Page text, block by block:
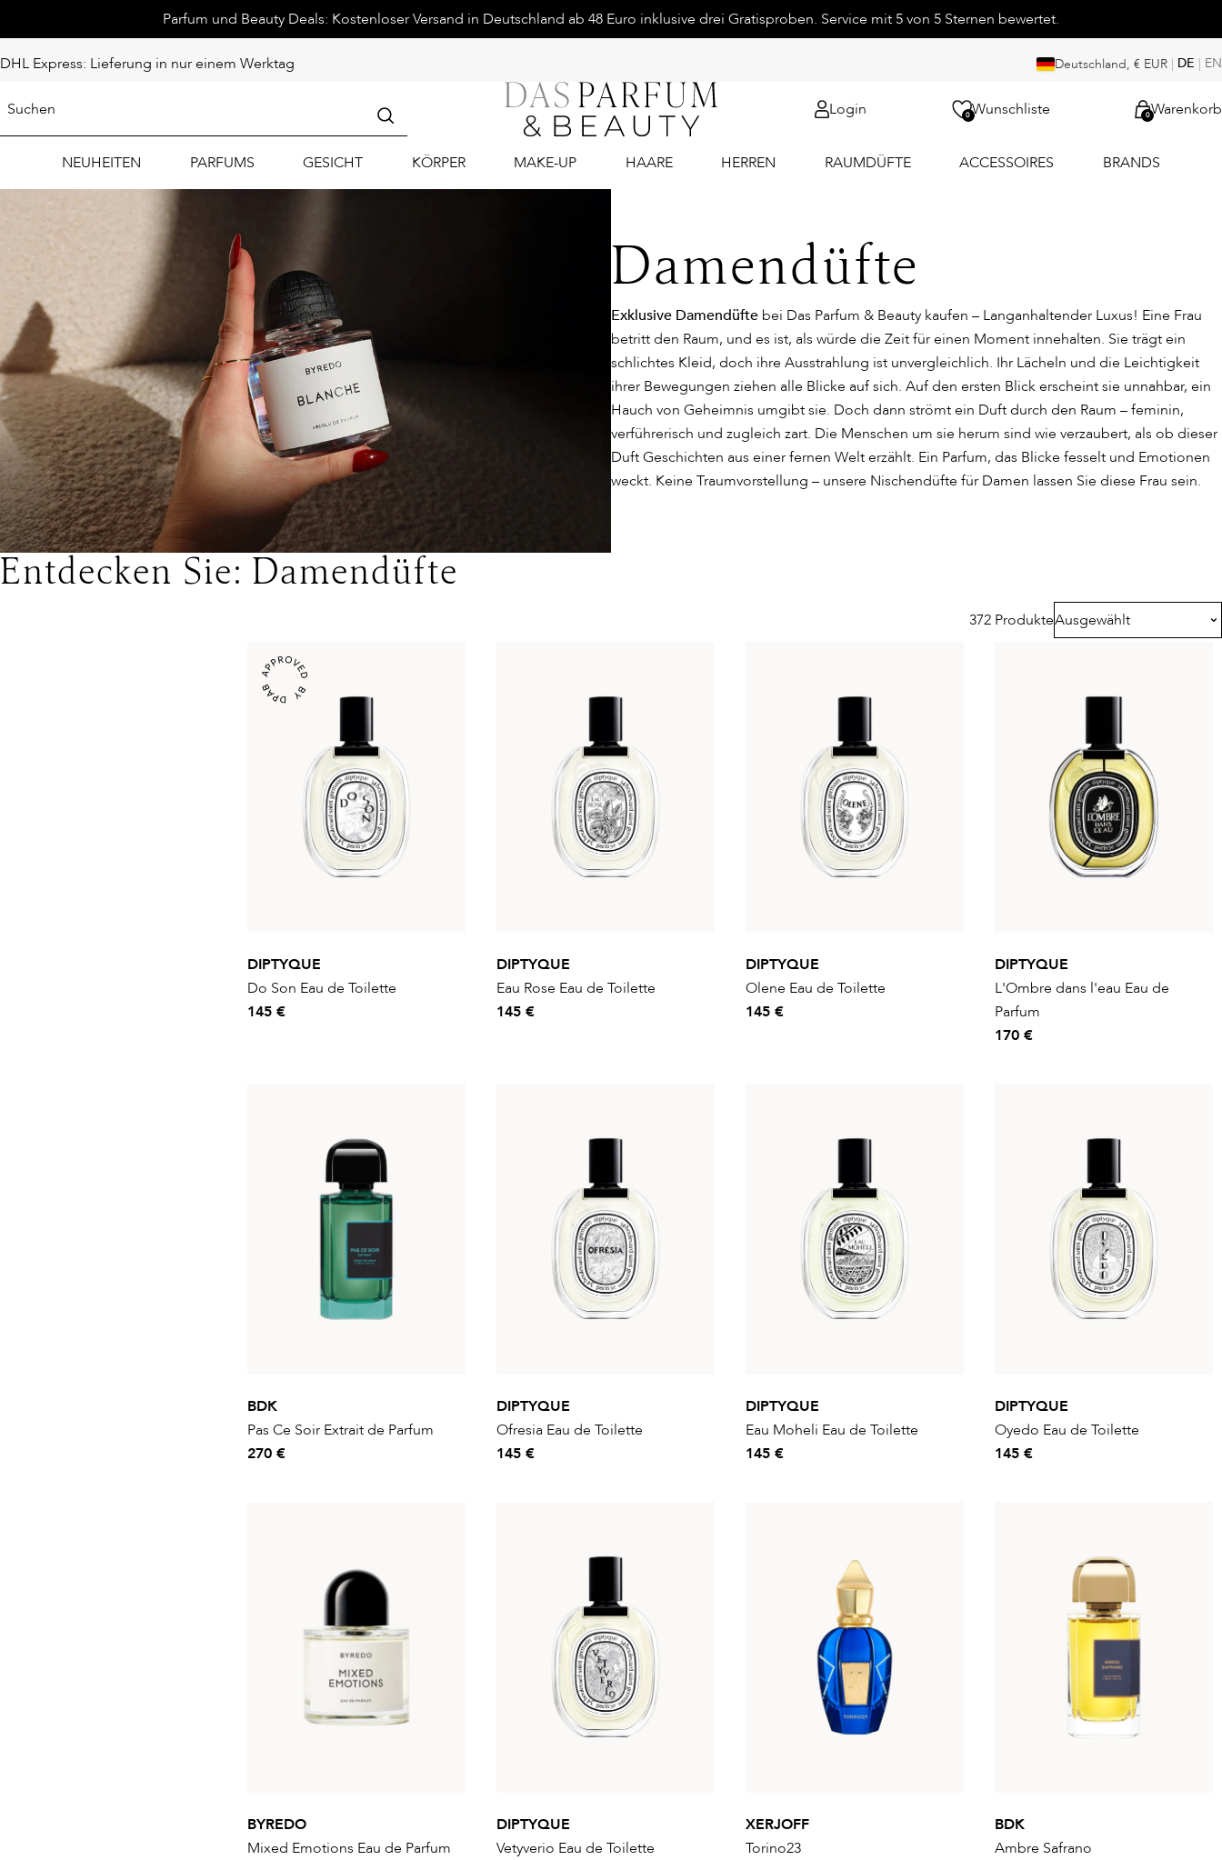
Parfum und Beauty Deals: Kostenloser Versand in Deutschland ab 48 Euro inklusive drei Gratisproben. Service mit 5 von 5 Sternen bewertet.
DHL Express: Lieferung in nur einem Werktag Deutschland, € EUR | DE | EN
Login 0Wunschliste 0Warenkorb
NEUHEITEN PARFUMS GESICHT KÖRPER MAKE-UP HAARE HERREN RAUMDÜFTE ACCESSOIRES BRANDS
Damendüfte
Exklusive Damendüfte bei Das Parfum & Beauty kaufen – Langanhaltender Luxus! Eine Frau
betritt den Raum, und es ist, als würde die Zeit für einen Moment innehalten. Sie trägt ein
schlichtes Kleid, doch ihre Ausstrahlung ist unvergleichlich. Ihr Lächeln und die Leichtigkeit
ihrer Bewegungen ziehen alle Blicke auf sich. Auf den ersten Blick erscheint sie unnahbar, ein
Hauch von Geheimnis umgibt sie. Doch dann strömt ein Duft durch den Raum – feminin,
verführerisch und zugleich zart. Die Menschen um sie herum sind wie verzaubert, als ob dieser
Duft Geschichten aus einer fernen Welt erzählt. Ein Parfum, das Blicke fesselt und Emotionen
weckt. Keine Traumvorstellung – unsere Nischendüfte für Damen lassen Sie diese Frau sein.
Entdecken Sie: Damendüfte
372 ProdukteAusgewählt
DIPTYQUE
Do Son Eau de Toilette
145 €
DIPTYQUE
Eau Rose Eau de Toilette
145 €
DIPTYQUE
Olene Eau de Toilette
145 €
DIPTYQUE
L'Ombre dans l'eau Eau de
Parfum
170 €
BDK
Pas Ce Soir Extrait de Parfum
270 €
DIPTYQUE
Ofresia Eau de Toilette
145 €
DIPTYQUE
Eau Moheli Eau de Toilette
145 €
DIPTYQUE
Oyedo Eau de Toilette
145 €
BYREDO
Mixed Emotions Eau de Parfum
DIPTYQUE
Vetyverio Eau de Toilette
XERJOFF
Torino23
BDK
Ambre Safrano